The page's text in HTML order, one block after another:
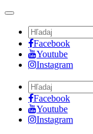
Toggle
navigation
Facebook
Youtube
Instagram
Facebook
Youtube
Instagram